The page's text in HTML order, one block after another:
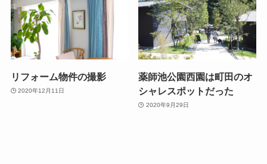
リフォーム物件の撮影
2020年12月11日
薬師池公園西園は町田のオ
シャレスポットだった
2020年9月29日